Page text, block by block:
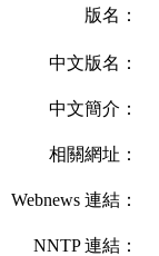
版名：
中文版名：
中文簡介：
相關網址：
Webnews 連結：
NNTP 連結：